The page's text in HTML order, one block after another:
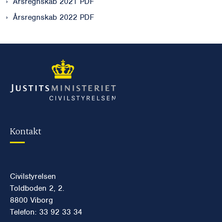
Årsregnskab 2022 PDF
Kontakt
Civilstyrelsen
Toldboden 2, 2.
8800 Viborg
Telefon: 33 92 33 34